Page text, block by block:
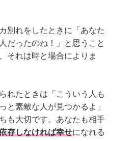
別れをしたときに「あなた
だったのね！」と思うこと
それは時と場合によりま
れたときは「こういう人も
と素敵な人が見つかるよ」
も大切です。あなたも相手
存しなければ幸せになれる